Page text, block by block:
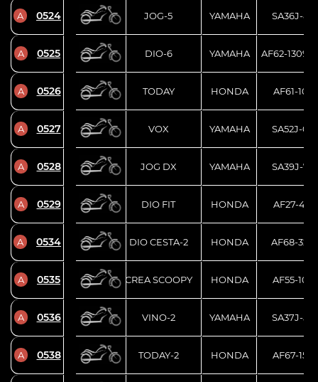
A 0524 JOG-5 YAMAHA SA36J-
A 0525 DIO-6 YAMAHA AF62-
A 0526 TODAY HONDA AF61-1039
A 0527 VOX YAMAHA SA52J-
A 0528 JOG DX YAMAHA SA39J-
A 0529 DIO FIT HONDA AF27-4313
A 0534 DIO CESTA-2 HONDA AF68-
A 0535 CREA SCOOPY HONDA AF55-1027
A 0536 VINO-2 YAMAHA SA37J-
A 0538 TODAY-2 HONDA AF67-